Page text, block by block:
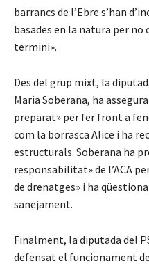
barrancs de l’Ebre s’han
basades en la natura per no
termini».
Des del grup mixt, la
Maria Soberana, ha
preparat» per fer front a
com la borrasca Alice i ha
estructurals. Soberana ha
responsabilitat» de l’ACA
de drenatges» i ha
sanejament.
Finalment, la diputada del
defensat el funcionament